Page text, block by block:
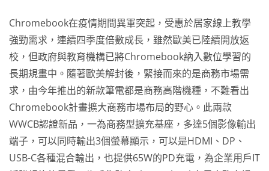
Chromebook在疫情期間異軍突起，受惠於居家線上教學
強勁需求，連續四季度倍數成長，雖然歐美已陸續開放返
校，但政府與教育機構已將Chromebook納入數位學習的
長期規畫中。隨著歐美解封後，緊接而來的是商務市場需
求，由今年推出的新款筆電都是商務高階機種，不難看出
Chromebook計畫擴大商務市場布局的野心。此兩款
WWCB認證新品，一為商務型擴充基座，多達5個影像輸出
端子，可以同時輸出3個螢幕顯示，可以是HDMI、DP、
USB-C各種混合輸出，也提供65W的PD充電，為企業用戶IT